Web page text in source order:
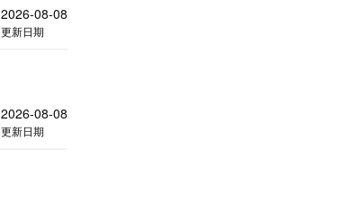
2026-08-08
更新日期
2026-08-08
更新日期